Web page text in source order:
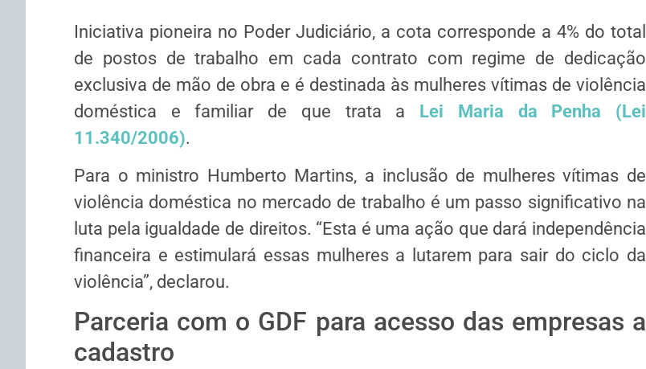
Iniciativa pioneira no Poder Judiciário, a cota corresponde a 4% do total
de postos de trabalho em cada contrato com regime de dedicação
exclusiva de mão de obra e é destinada às mulheres vítimas de violência
doméstica e familiar de que trata a Lei Maria da Penha (Lei
11.340/2006).
Para o ministro Humberto Martins, a inclusão de mulheres vítimas de
violência doméstica no mercado de trabalho é um passo significativo na
luta pela igualdade de direitos. “Esta é uma ação que dará independência
financeira e estimulará essas mulheres a lutarem para sair do ciclo da
violência”, declarou.
Parceria com o GDF para acesso das empresas a
cadastro